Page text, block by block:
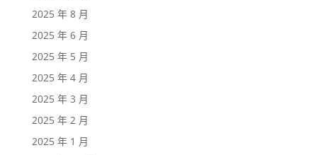
2025 年 8 月
2025 年 6 月
2025 年 5 月
2025 年 4 月
2025 年 3 月
2025 年 2 月
2025 年 1 月